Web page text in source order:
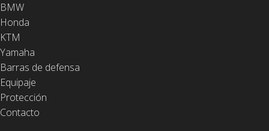
BMW
Honda
KTM
Yamaha
Barras de defensa
Equipaje
Protección
Contacto